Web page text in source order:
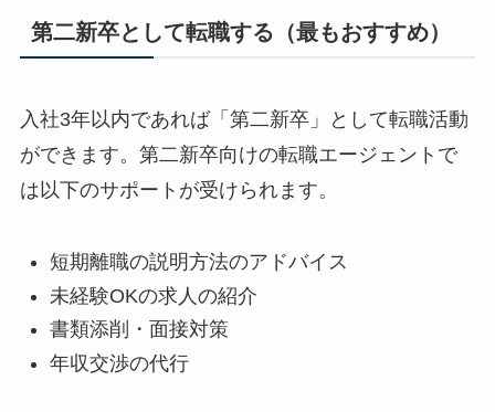
第二新卒として転職する（最もおすすめ）
入社3年以内であれば「第二新卒」として転職活動
ができます。第二新卒向けの転職エージェントで
は以下のサポートが受けられます。
短期離職の説明方法のアドバイス
未経験OKの求人の紹介
書類添削・面接対策
年収交渉の代行